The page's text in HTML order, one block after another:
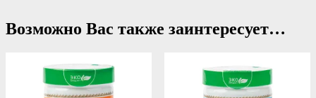
Возможно Вас также заинтересует…